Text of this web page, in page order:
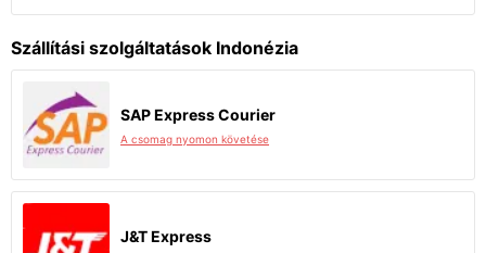
Szállítási szolgáltatások Indonézia
SAP Express Courier
A csomag nyomon követése
J&T Express